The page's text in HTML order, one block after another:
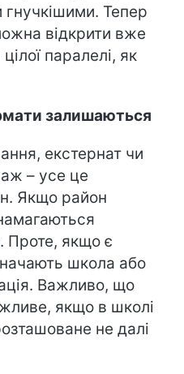
гнучкішими. Тепер
відкрити вже
паралелі, як
залишаються
екстернат чи
– усе це
Якщо район
Проте, якщо є
школа або
Важливо, що
якщо в школі
не далі